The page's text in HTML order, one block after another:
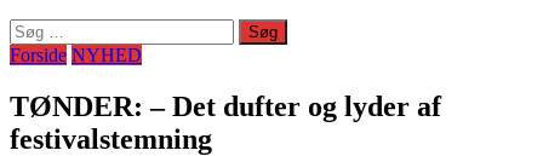
Søg
efter:
Forside NYHED
TØNDER: – Det dufter og lyder af
festivalstemning